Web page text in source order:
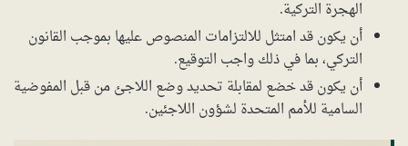
الهجرة التركية.
أن يكون قد امتثل للالتزامات المنصوص عليها بموجب القانون
التركي، بما في ذلك واجب التوقيع.
أن يكون قد خضع لمقابلة تحديد وضع اللاجئ من قبل المفوضية
السامية للأمم المتحدة لشؤون اللاجئين.